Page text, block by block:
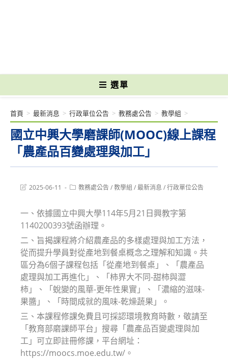
選單
國立中興大學磨課師(MOOC)線上課程
「農產品百變處理與加工」
首頁 > 最新消息 > 行政單位公告 > 教務處公告 > 教學組 >
Post2025-06-11
Post教務處公告/教學組 /最新消息 /行政單位公告
一、依據國立中興大學114年5月21日興教字第
1140200393號函辦理。
二、旨揭課程將介紹農產品的多樣處理與加工方法，
從而提升學員對從產地到餐桌概念之理解和知識。共
區分為6個子課程包括「從產地到餐桌」、「農產品
處理與加工再進化」、「柿界大不同-甜柿與澀
柿」、「蛻變的風華-更年性果實」、「濃縮的滋味-
果醬」、「時間成就的風味-乾燥蔬果」。
三、本課程修課免費且可採認環境教育時數，敬請至
「教育部磨課師平台」搜尋「農產品百變處理與加
工」可立即註冊修課，平台網址：
https://moocs.moe.edu.tw/。